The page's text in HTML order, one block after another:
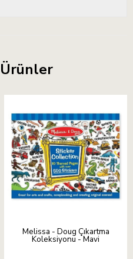
Melissa - Doug Çıkartma
Koleksiyonu - Mavi